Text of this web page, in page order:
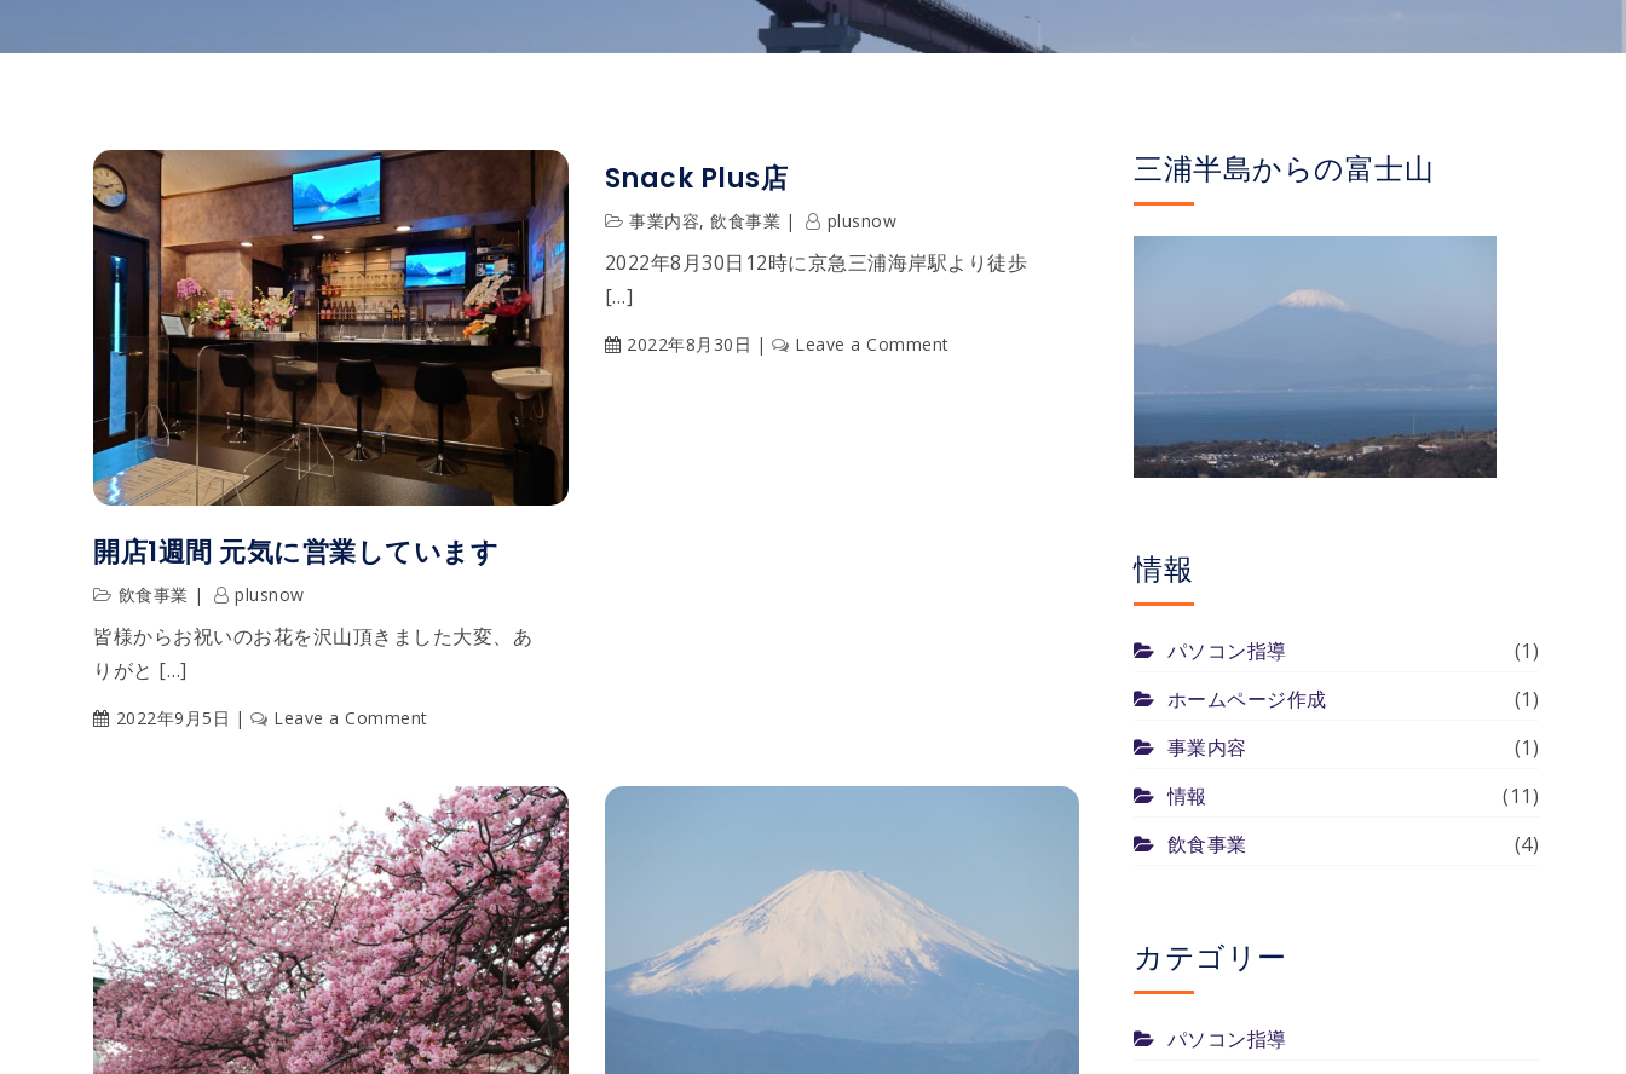
開店1週間 元気に営業しています
飲食事業 plusnow
皆様からお祝いのお花を沢山頂きました大変、あ
りがと […]
2022年9月5日 Leave a Commenton
1
週
間
元
気
に
営
業
し
て
Snack Plus店
事業内容, 飲食事業 plusnow
2022年8月30日12時に京急三浦海岸駅より徒歩
[…]
2022年8月30日 Leave a Commenton
三浦半島からの富士山
情報
パソコン指導
(1)
ホームページ作成
(1)
事業内容
(1)
情報
(11)
飲食事業
(4)
カテゴリー
パソコン指導